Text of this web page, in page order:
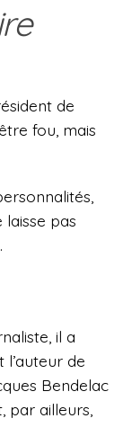
de
fou, mais
pas
il a
de
Bendelac
par ailleurs,